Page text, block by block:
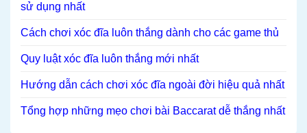
sử dụng nhất
Cách chơi xóc đĩa luôn thắng dành cho các game thủ
Quy luật xóc đĩa luôn thắng mới nhất
Hướng dẫn cách chơi xóc đĩa ngoài đời hiệu quả nhất
Tổng hợp những mẹo chơi bài Baccarat dễ thắng nhất